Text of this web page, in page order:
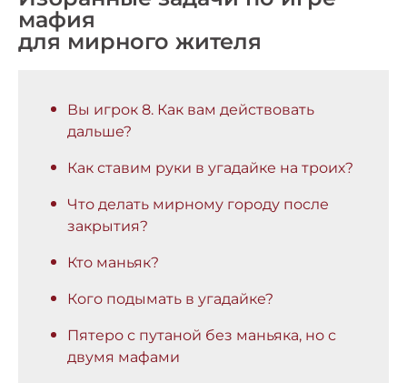
мафия
для мирного жителя
Вы игрок 8. Как вам действовать
дальше?
Как ставим руки в угадайке на троих?
Что делать мирному городу после
закрытия?
Кто маньяк?
Кого подымать в угадайке?
Пятеро с путаной без маньяка, но с
двумя мафами